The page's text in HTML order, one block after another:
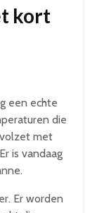
kort
een echte
die
met
is vandaag
Er worden